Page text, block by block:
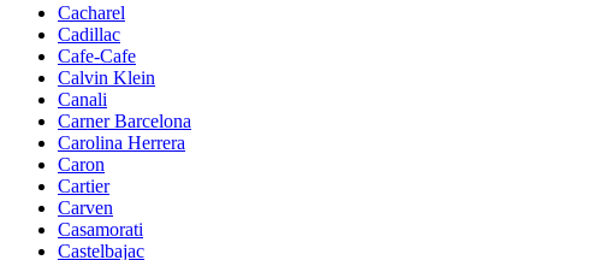
Cacharel
Cadillac
Cafe-Cafe
Calvin Klein
Canali
Carner Barcelona
Carolina Herrera
Caron
Cartier
Carven
Casamorati
Castelbajac